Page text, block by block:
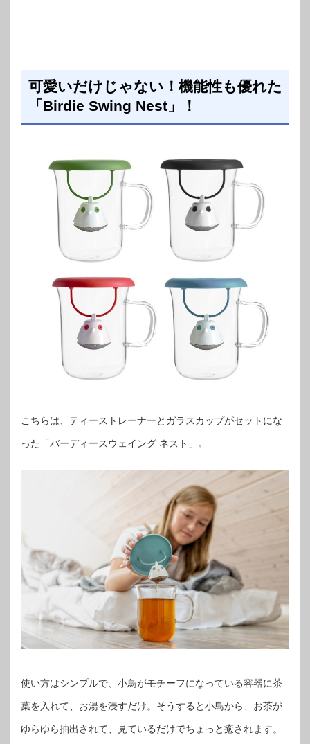
可愛いだけじゃない！機能性も優れた
「Birdie Swing Nest」！
こちらは、ティーストレーナーとガラスカップがセットにな
った「バーディースウェイング ネスト」。
使い方はシンプルで、小鳥がモチーフになっている容器に茶
葉を入れて、お湯を浸すだけ。そうすると小鳥から、お茶が
ゆらゆら抽出されて、見ているだけでちょっと癒されます。